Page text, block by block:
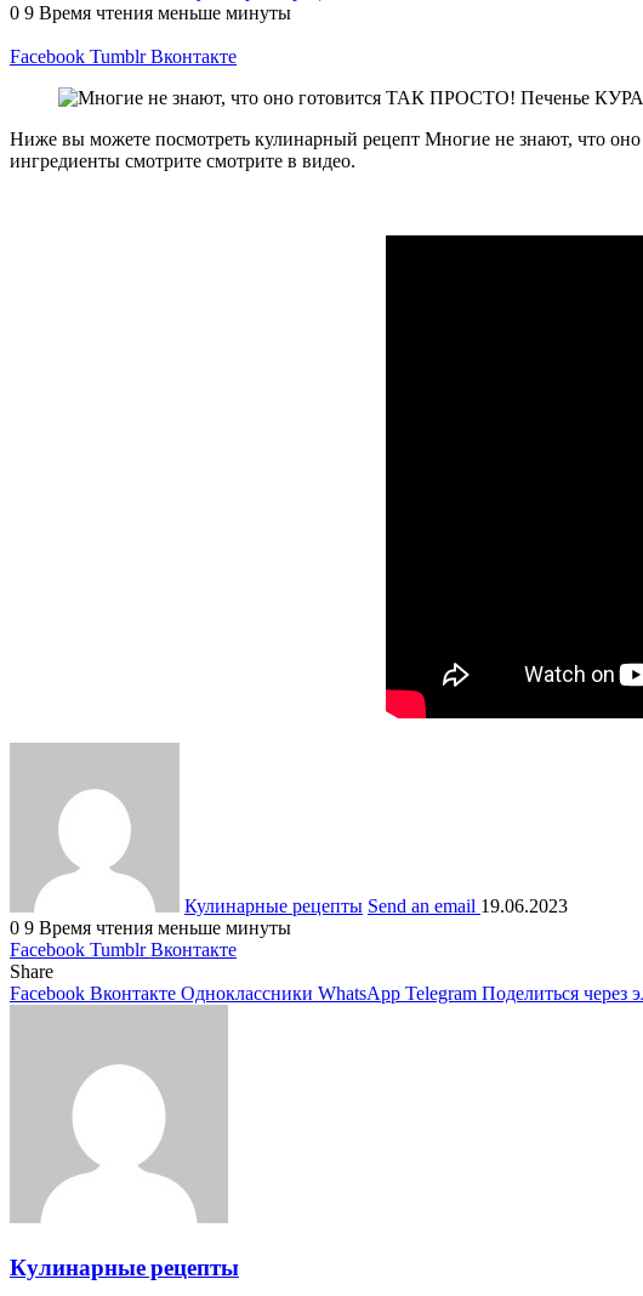
0 9 Время чтения меньше минуты
Facebook Tumblr Вконтакте
Ниже вы можете посмотреть кулинарный рецепт Многие не знают, что
ингредиенты смотрите смотрите в видео.
Кулинарные рецепты Send an email 19.06.2023
0 9 Время чтения меньше минуты
Facebook Tumblr Вконтакте
Share
Facebook Вконтакте Одноклассники WhatsApp Telegram Поделиться через
Кулинарные рецепты